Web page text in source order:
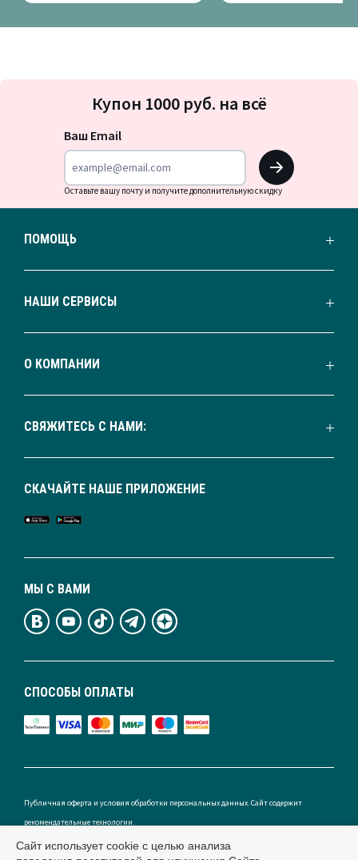
на
Купон 1000 руб. на всё
Ваш Email
OK
Оставьте вашу почту и получите дополнительную скидку
ПОМОЩЬ
НАШИ СЕРВИСЫ
О КОМПАНИИ
СВЯЖИТЕСЬ С НАМИ:
СПОСОБЫ ОПЛАТЫ
МЫ С ВАМИ
СКАЧАЙТЕ НАШЕ ПРИЛОЖЕНИЕ
Публичная оферта и условия обработки персональных данных. Сайт содержит
рекомендательные технологии.
Сайт использует cookie с целью анализа